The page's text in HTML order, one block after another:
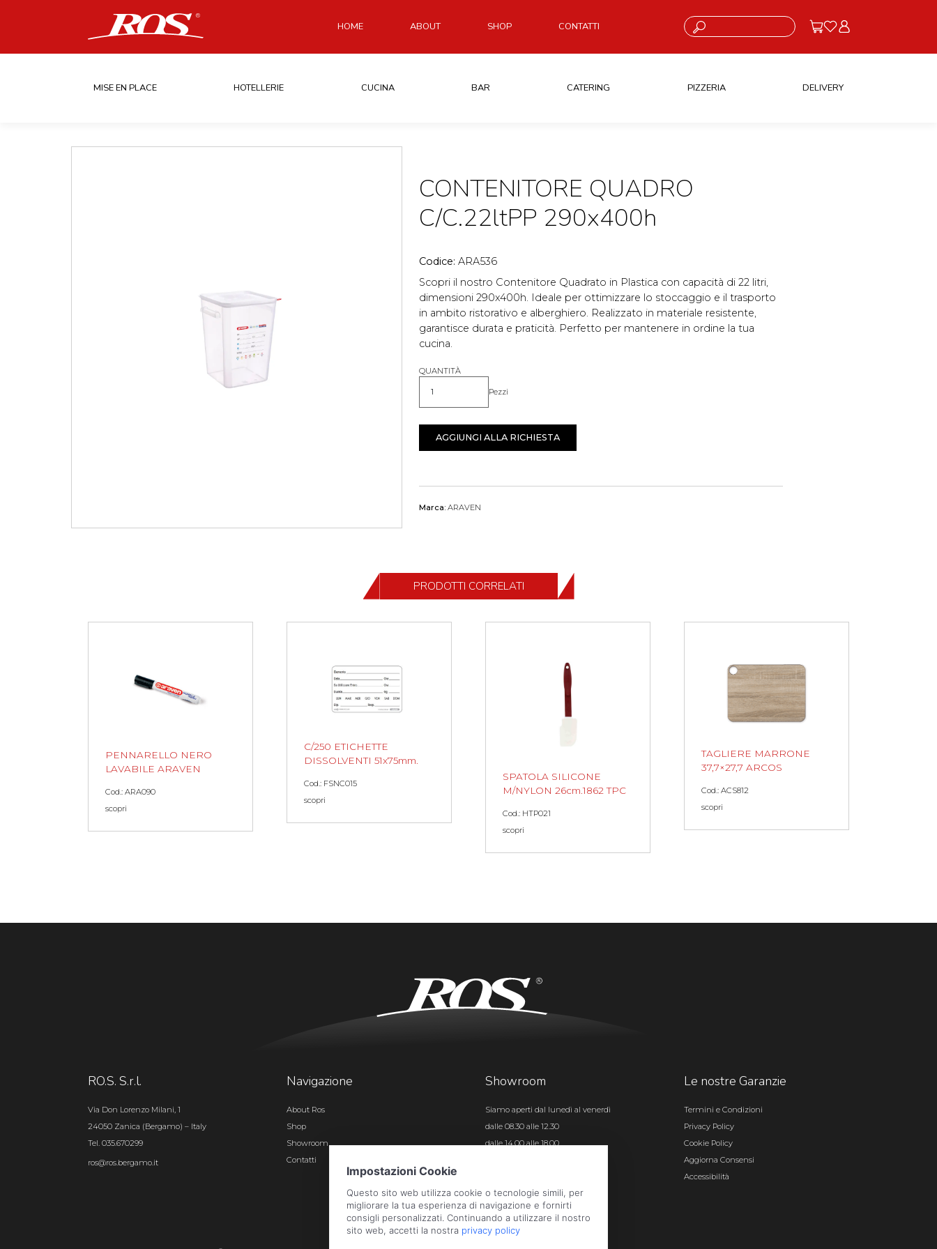
HOME ABOUT SHOP CONTATTI Cosa stai cercando?
MISE EN PLACE HOTELLERIE CUCINA BAR CATERING PIZZERIA DELIVERY
CONTENITORE QUADRO
C/C.22ltPP 290x400h
Codice: ARA536
Scopri il nostro Contenitore Quadrato in Plastica con capacità di 22 litri,
dimensioni 290x400h. Ideale per ottimizzare lo stoccaggio e il trasporto
in ambito ristorativo e alberghiero. Realizzato in materiale resistente,
garantisce durata e praticità. Perfetto per mantenere in ordine la tua
cucina.
QUANTITÀ
Quantità Pezzi
AGGIUNGI ALLA RICHIESTA
Marca: ARAVEN
PRODOTTI CORRELATI
PENNARELLO NERO
LAVABILE ARAVEN
Cod.: ARA090
scopri
C/250 ETICHETTE
DISSOLVENTI 51x75mm.
Cod.: FSNC015
scopri
SPATOLA SILICONE
M/NYLON 26cm.1862 TPC
Cod.: HTP021
scopri
TAGLIERE MARRONE
37,7×27,7 ARCOS
Cod.: ACS812
scopri
RO.S. S.r.l.
Via Don Lorenzo Milani, 1
24050 Zanica (Bergamo) – Italy
Tel. 035.670299
ros@ros.bergamo.it
Navigazione
About Ros
Shop
Showroom
Contatti
Showroom
Siamo aperti dal lunedì al venerdì
dalle 08.30 alle 12.30
dalle 14.00 alle 18.00
Le nostre Garanzie
Termini e Condizioni
Privacy Policy
Cookie Policy
Aggiorna Consensi
Accessibilità